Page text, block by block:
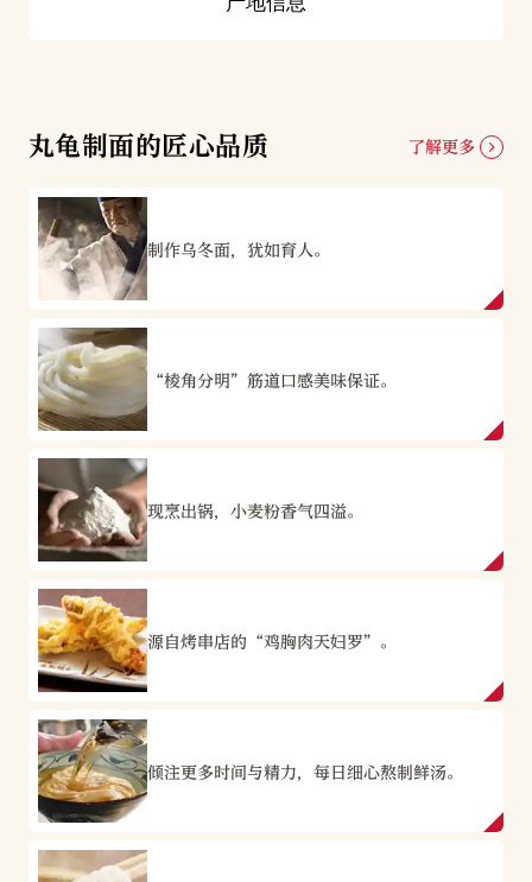
丸龟制面的匠心品质 了解更多
制作乌冬面，犹如育人。
“棱角分明”筋道口感美味保证。
现烹出锅，小麦粉香气四溢。
源自烤串店的“鸡胸肉天妇罗”。
倾注更多时间与精力，每日细心熬制鲜汤。